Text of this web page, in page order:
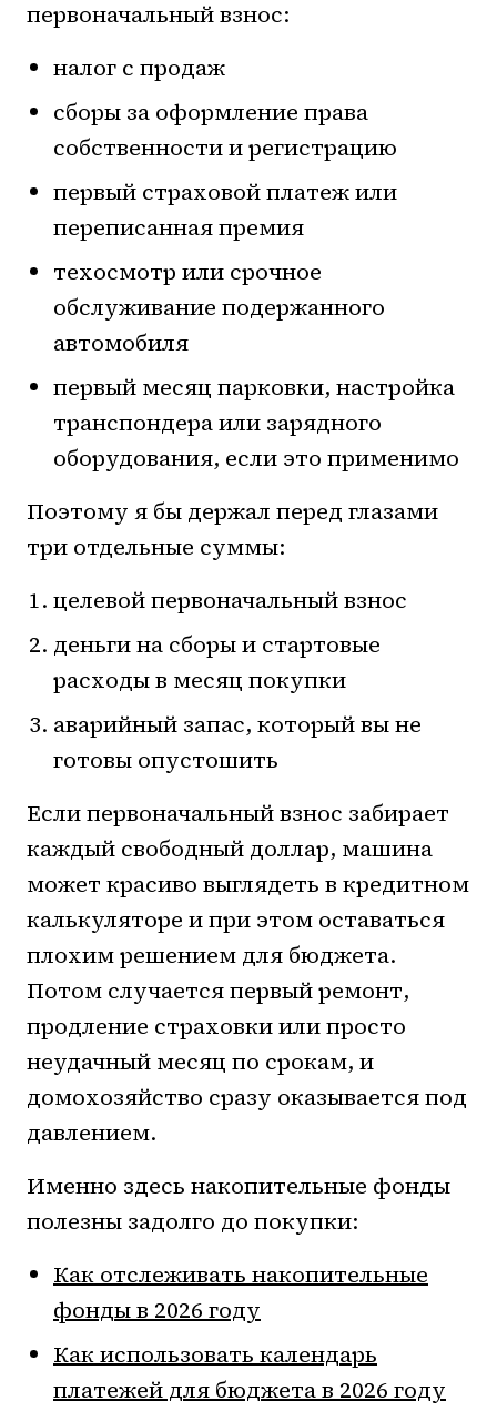
первоначальный взнос:
налог с продаж
сборы за оформление права
собственности и регистрацию
первый страховой платеж или
переписанная премия
техосмотр или срочное
обслуживание подержанного
автомобиля
первый месяц парковки, настройка
транспондера или зарядного
оборудования, если это применимо
Поэтому я бы держал перед глазами
три отдельные суммы:
целевой первоначальный взнос
деньги на сборы и стартовые
расходы в месяц покупки
аварийный запас, который вы не
готовы опустошить
Если первоначальный взнос забирает
каждый свободный доллар, машина
может красиво выглядеть в кредитном
калькуляторе и при этом оставаться
плохим решением для бюджета.
Потом случается первый ремонт,
продление страховки или просто
неудачный месяц по срокам, и
домохозяйство сразу оказывается под
давлением.
Именно здесь накопительные фонды
полезны задолго до покупки:
Как отслеживать накопительные
фонды в 2026 году
Как использовать календарь
платежей для бюджета в 2026 году